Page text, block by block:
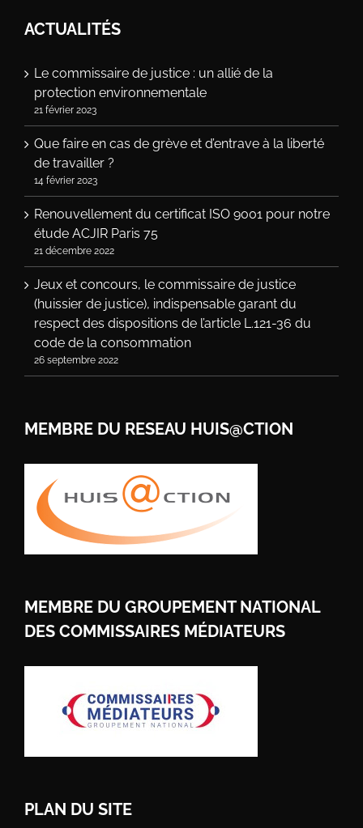
ACTUALITÉS
Le commissaire de justice : un allié de la
protection environnementale
21 février 2023
Que faire en cas de grève et d’entrave à la liberté
de travailler ?
14 février 2023
Renouvellement du certificat ISO 9001 pour notre
étude ACJIR Paris 75
21 décembre 2022
Jeux et concours, le commissaire de justice
(huissier de justice), indispensable garant du
respect des dispositions de l’article L.121-36 du
code de la consommation
26 septembre 2022
MEMBRE DU RESEAU HUIS@CTION
MEMBRE DU GROUPEMENT NATIONAL
DES COMMISSAIRES MÉDIATEURS
PLAN DU SITE